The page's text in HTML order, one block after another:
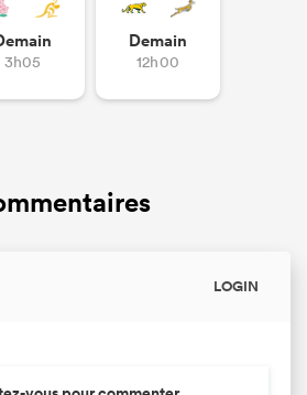
3h05
Demain
12h00
LOGIN